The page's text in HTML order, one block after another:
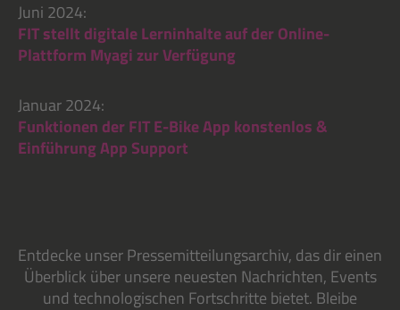
Juni 2024:
FIT stellt digitale Lerninhalte auf der Online-
Plattform Myagi zur Verfügung
Januar 2024:
Funktionen der FIT E-Bike App konstenlos &
Einführung App Support
Entdecke unser Pressemitteilungsarchiv, das dir einen
Überblick über unsere neuesten Nachrichten, Events
und technologischen Fortschritte bietet. Bleibe